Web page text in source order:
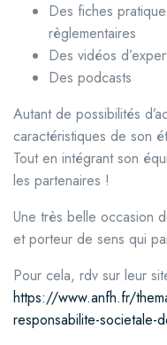
Des fiches
règlementaires
Des vidéos
Des podcasts
Autant de possibilités
caractéristiques de son
Tout en intégrant son
les partenaires !
Une très belle occasion
et porteur de sens qui
Pour cela, rdv sur leur
https://www.anfh.fr/
responsabilite-societale-